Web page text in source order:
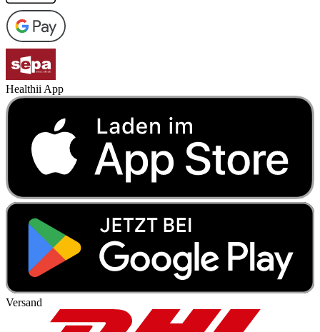
Healthii App
Versand